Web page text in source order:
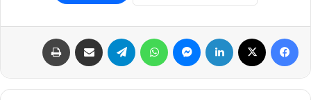
فيسبوك لينكدإن ماسنجر واتساب تيلقرام مشاركة عبر البريد